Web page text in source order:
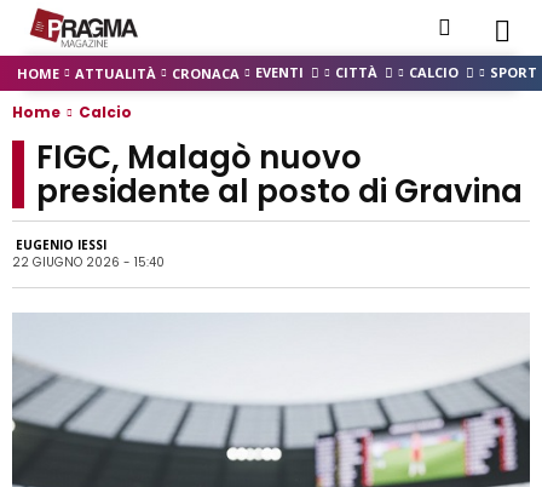
HOME ATTUALITÀ CRONACA EVENTI CITTÀ CALCIO SPORT
Home Calcio
FIGC, Malagò nuovo
presidente al posto di Gravina
EUGENIO IESSI
22 GIUGNO 2026 - 15:40